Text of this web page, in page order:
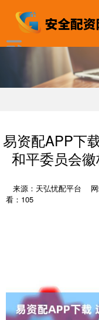
易资配APP下
和平委员会
来源：天弘忧配平台
看：105